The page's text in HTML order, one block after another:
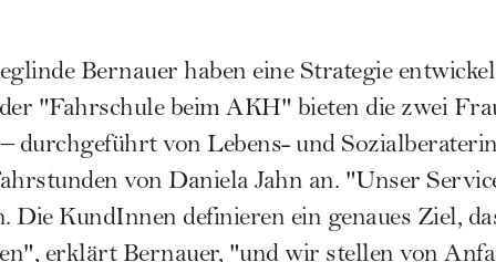
Bernauer haben eine Strategie
"Fahrschule beim AKH" bieten die zwei
durchgeführt von Lebens- und
von Daniela Jahn an. "Unser
Die KundInnen definieren ein genaues Ziel,
erklärt Bernauer, "und wir stellen von